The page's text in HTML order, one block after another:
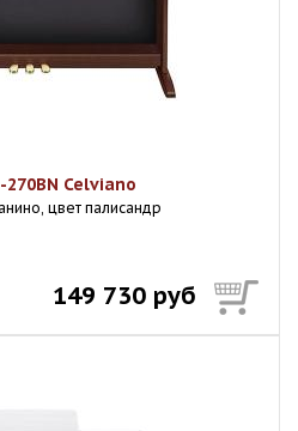
270BN Celviano
цвет палисандр
149 730 руб